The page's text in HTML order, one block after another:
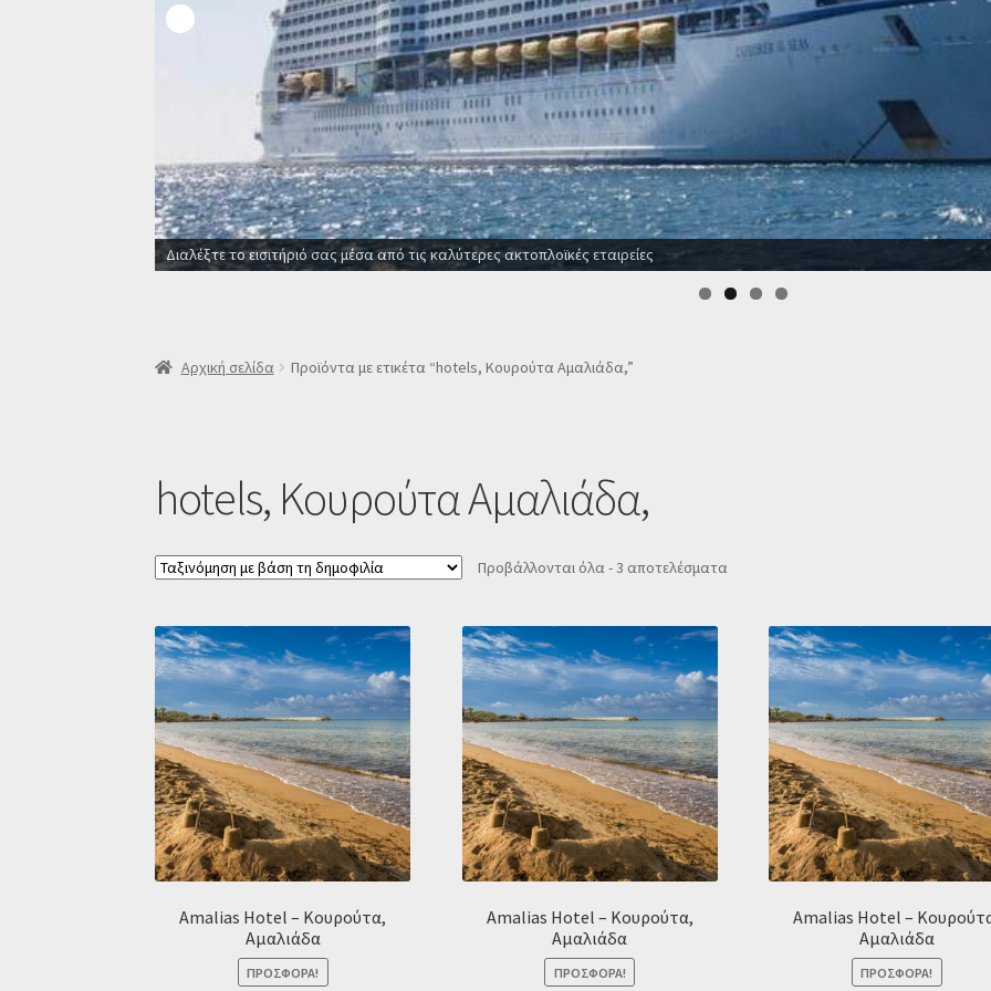
Διαλέξτε το εισιτήριό σας μέσα από τις καλύτερες ακτοπλοϊκές εταιρείες
Αρχική σελίδα Προϊόντα με ετικέτα “hotels, Κουρούτα Αμαλιάδα,”
hotels, Κουρούτα Αμαλιάδα,
Προβάλλονται όλα - 3 αποτελέσματα
Amalias Hotel – Κουρούτα,
Αμαλιάδα
ΠΡΟΣΦΟΡΆ!
Amalias Hotel – Κουρούτα,
Αμαλιάδα
ΠΡΟΣΦΟΡΆ!
Amalias Hotel –
Αμαλιάδα
ΠΡΟΣΦΟΡΆ!